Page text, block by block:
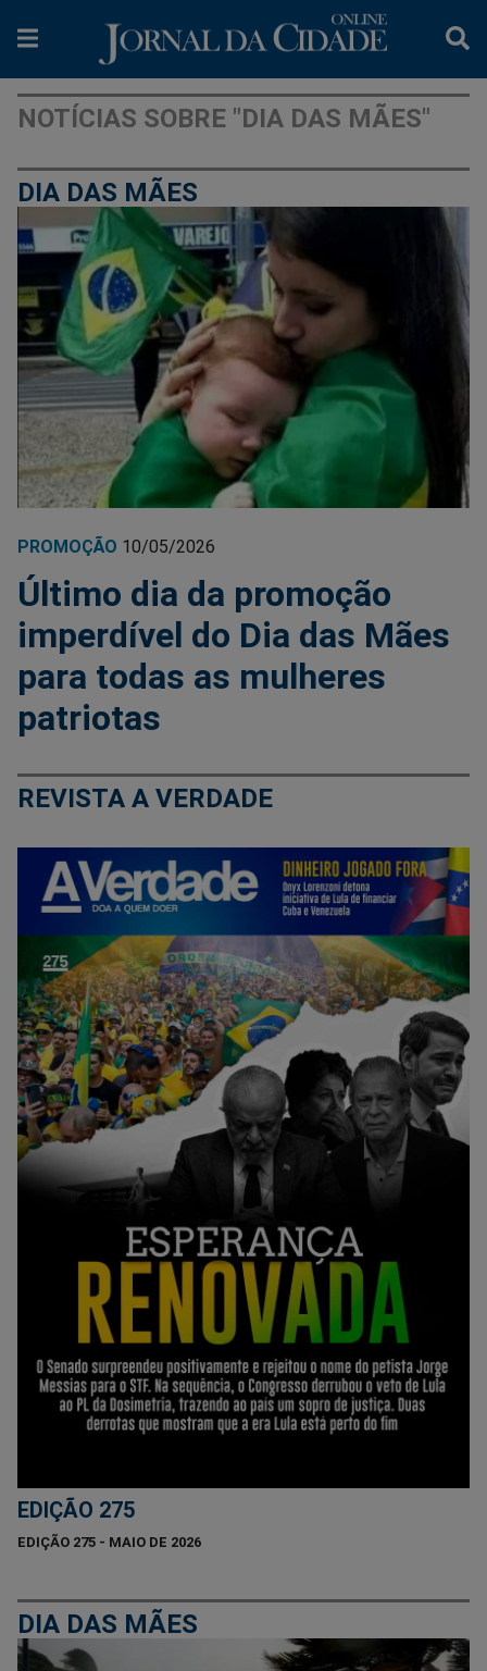
NOTÍCIAS SOBRE "DIA DAS MÃES"
DIA DAS MÃES
PROMOÇÃO 10/05/2026
Último dia da promoção
imperdível do Dia das Mães
para todas as mulheres
patriotas
REVISTA A VERDADE
EDIÇÃO 275
EDIÇÃO 275 - MAIO DE 2026
DIA DAS MÃES